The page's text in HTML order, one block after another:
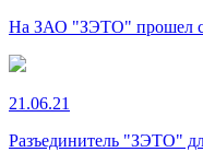
На ЗАО "ЗЭТО" прошел
21.06.21
Разъединитель "ЗЭТО"